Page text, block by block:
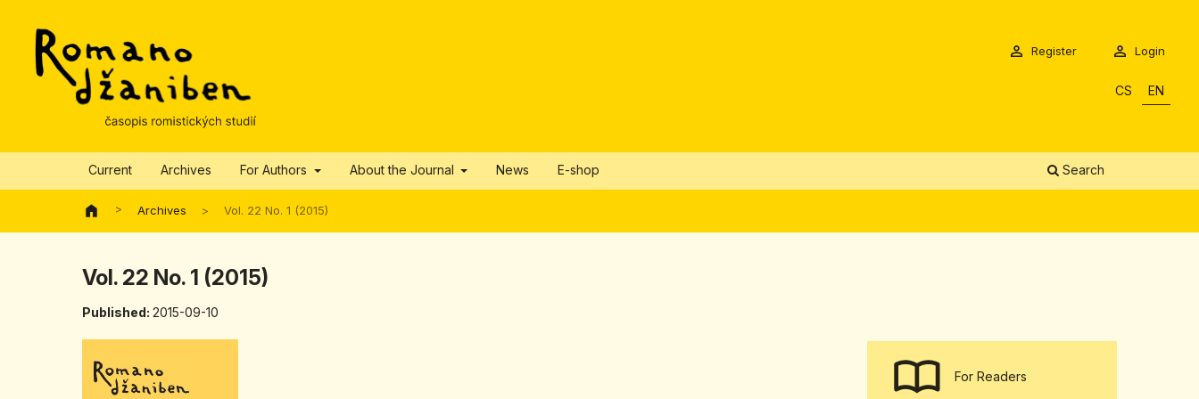
Current Archives For Authors About the Journal News E-shop Search
Register Login
CS EN
> Archives > Vol. 22 No. 1 (2015)
Vol. 22 No. 1 (2015)
Published: 2015-09-10
For Readers